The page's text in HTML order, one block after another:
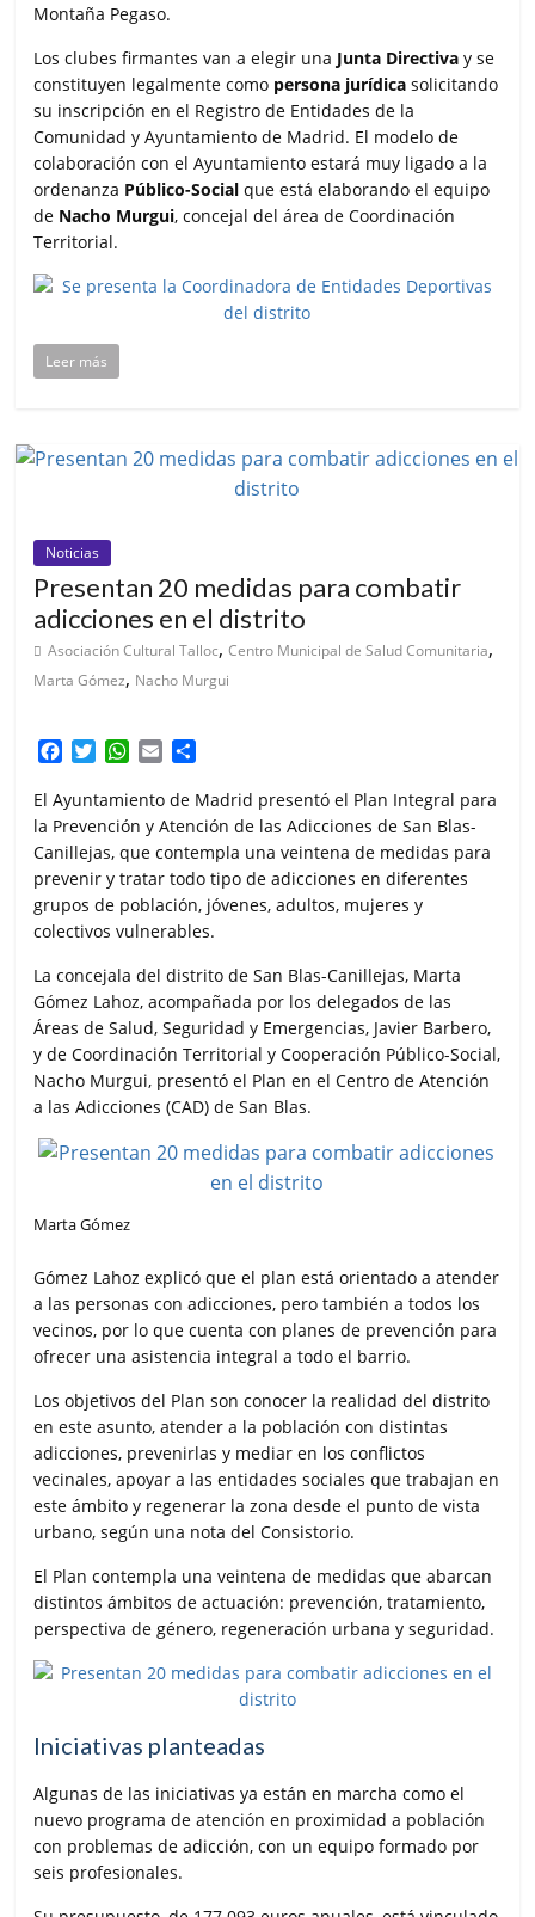
Montaña Pegaso.
Los clubes firmantes van a elegir una Junta Directiva y se
constituyen legalmente como persona jurídica solicitando
su inscripción en el Registro de Entidades de la
Comunidad y Ayuntamiento de Madrid. El modelo de
colaboración con el Ayuntamiento estará muy ligado a la
ordenanza Público-Social que está elaborando el equipo
de Nacho Murgui, concejal del área de Coordinación
Territorial.
Leer más
Noticias
Presentan 20 medidas para combatir
adicciones en el distrito
Asociación Cultural Talloc,Centro Municipal de Salud Comunitaria,
Marta Gómez, Nacho Murgui
F
c
e
b
o
o
k
T
i
t
t
e
r
W
a
t
s
A
p
p
E
a
i
l
m
p
a
r
t
i
r
El Ayuntamiento de Madrid presentó el Plan Integral para
la Prevención y Atención de las Adicciones de San Blas-
Canillejas, que contempla una veintena de medidas para
prevenir y tratar todo tipo de adicciones en diferentes
grupos de población, jóvenes, adultos, mujeres y
colectivos vulnerables.
La concejala del distrito de San Blas-Canillejas, Marta
Gómez Lahoz, acompañada por los delegados de las
Áreas de Salud, Seguridad y Emergencias, Javier Barbero,
y de Coordinación Territorial y Cooperación Público-Social,
Nacho Murgui, presentó el Plan en el Centro de Atención
a las Adicciones (CAD) de San Blas.
Marta Gómez
Gómez Lahoz explicó que el plan está orientado a atender
a las personas con adicciones, pero también a todos los
vecinos, por lo que cuenta con planes de prevención para
ofrecer una asistencia integral a todo el barrio.
Los objetivos del Plan son conocer la realidad del distrito
en este asunto, atender a la población con distintas
adicciones, prevenirlas y mediar en los conflictos
vecinales, apoyar a las entidades sociales que trabajan en
este ámbito y regenerar la zona desde el punto de vista
urbano, según una nota del Consistorio.
El Plan contempla una veintena de medidas que abarcan
distintos ámbitos de actuación: prevención, tratamiento,
perspectiva de género, regeneración urbana y seguridad.
Iniciativas planteadas
Algunas de las iniciativas ya están en marcha como el
nuevo programa de atención en proximidad a población
con problemas de adicción, con un equipo formado por
seis profesionales.